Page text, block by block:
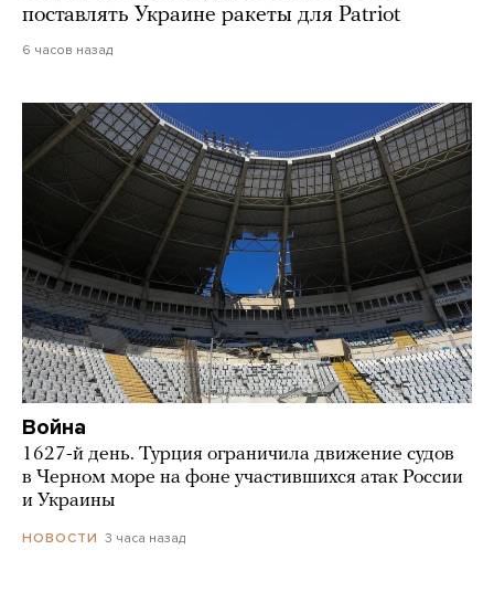
поставлять Украине ракеты для Patriot
6 часов назад
Война
1627-й день. Турция ограничила движение судов
в Черном море на фоне участившихся атак России
и Украины
НОВОСТИ 3 часа назад